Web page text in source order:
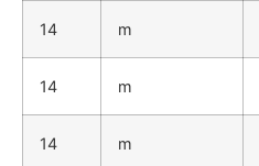
14 m
14 m
14 m